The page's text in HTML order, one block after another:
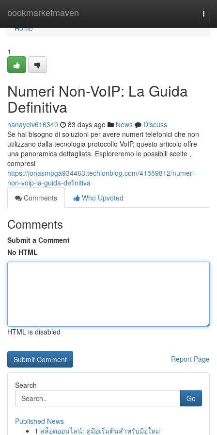
bookmarketmaven
Home
Home
1
Numeri Non-VoIP: La Guida
Definitiva
nanayelv616340 83 days ago News
Discuss
Se hai bisogno di soluzioni per avere numeri telefonici che non
utilizzano dalla tecnologia protocollo VoIP, questo articolo offre
una panoramica dettagliata. Esploreremo le possibili scelte ,
compresi
https://jonasmpga934463.techionblog.com/41559812/numeri-
non-voip-la-guida-definitiva
Comments
Who Upvoted
Comments
Submit a Comment
No HTML
HTML is disabled
Report Page
Search
Go
Published News
1 สล็อตออนไลน์: คู่มือเริ่มต้นสำหรับมือใหม่